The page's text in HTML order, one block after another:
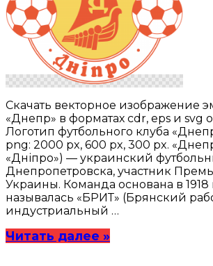
Скачать векторное изображение
«Днепр» в форматах cdr, eps и svg
Логотип футбольного клуба
png: 2000 px, 600 px, 300 px.
«Дніпро») — украинский
Днепропетровска, участник
Украины. Команда основана в 1918
называлась «БРИТ» (Брянский
индустриальный …
Читать далее »